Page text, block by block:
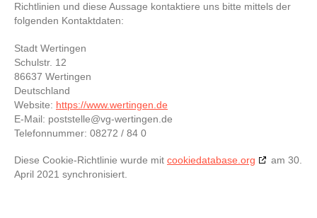
Richtlinien und diese Aussage kontaktiere uns bitte mittels der
folgenden Kontaktdaten:
Stadt Wertingen
Schulstr. 12
86637 Wertingen
Deutschland
Website: https://www.wertingen.de
E-Mail: poststelle@vg-wertingen.de
Telefonnummer: 08272 / 84 0
Diese Cookie-Richtlinie wurde mit cookiedatabase.org
am 30.
April 2021 synchronisiert.